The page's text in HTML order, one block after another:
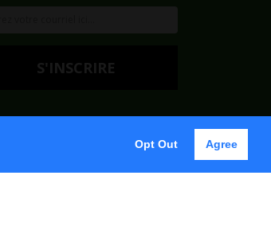
Opt Out Agree